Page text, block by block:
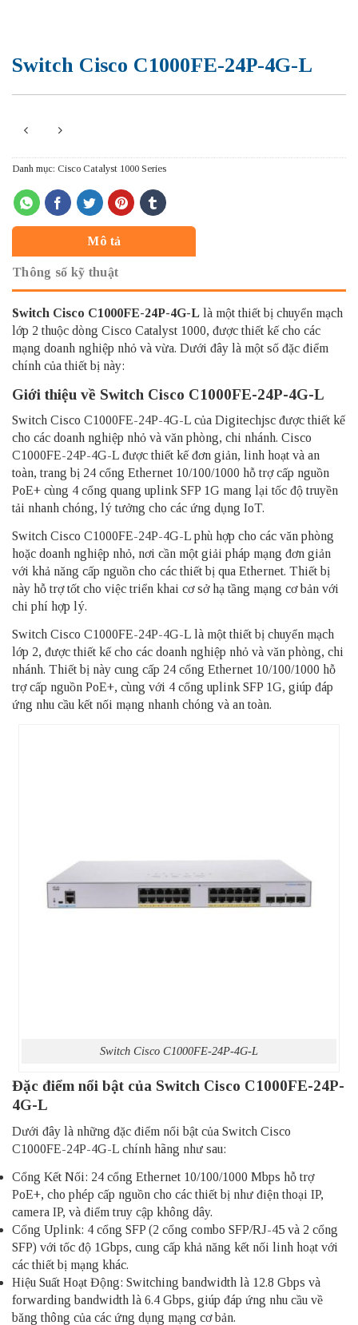
Switch Cisco C1000FE-24P-4G-L
Danh mục: Cisco Catalyst 1000 Series
Mô tả
Thông số kỹ thuật
Switch Cisco C1000FE-24P-4G-L là một thiết bị chuyển mạch
lớp 2 thuộc dòng Cisco Catalyst 1000, được thiết kế cho các
mạng doanh nghiệp nhỏ và vừa. Dưới đây là một số đặc điểm
chính của thiết bị này:
Giới thiệu về Switch Cisco C1000FE-24P-4G-L
Switch Cisco C1000FE-24P-4G-L của Digitechjsc được thiết kế
cho các doanh nghiệp nhỏ và văn phòng, chi nhánh. Cisco
C1000FE-24P-4G-L được thiết kế đơn giản, linh hoạt và an
toàn, trang bị 24 cổng Ethernet 10/100/1000 hỗ trợ cấp nguồn
PoE+ cùng 4 cổng quang uplink SFP 1G mang lại tốc độ truyền
tải nhanh chóng, lý tưởng cho các ứng dụng IoT.
Switch Cisco C1000FE-24P-4G-L phù hợp cho các văn phòng
hoặc doanh nghiệp nhỏ, nơi cần một giải pháp mạng đơn giản
với khả năng cấp nguồn cho các thiết bị qua Ethernet. Thiết bị
này hỗ trợ tốt cho việc triển khai cơ sở hạ tầng mạng cơ bản với
chi phí hợp lý.
Switch Cisco C1000FE-24P-4G-L là một thiết bị chuyển mạch
lớp 2, được thiết kế cho các doanh nghiệp nhỏ và văn phòng, chi
nhánh. Thiết bị này cung cấp 24 cổng Ethernet 10/100/1000 hỗ
trợ cấp nguồn PoE+, cùng với 4 cổng uplink SFP 1G, giúp đáp
ứng nhu cầu kết nối mạng nhanh chóng và an toàn.
Switch Cisco C1000FE-24P-4G-L
Đặc điểm nổi bật của Switch Cisco C1000FE-24P-
4G-L
Dưới đây là những đặc điểm nổi bật của Switch Cisco
C1000FE-24P-4G-L chính hãng như sau:
Cổng Kết Nối: 24 cổng Ethernet 10/100/1000 Mbps hỗ trợ
PoE+, cho phép cấp nguồn cho các thiết bị như điện thoại IP,
camera IP, và điểm truy cập không dây.
Cổng Uplink: 4 cổng SFP (2 cổng combo SFP/RJ-45 và 2 cổng
SFP) với tốc độ 1Gbps, cung cấp khả năng kết nối linh hoạt với
các thiết bị mạng khác.
Hiệu Suất Hoạt Động: Switching bandwidth là 12.8 Gbps và
forwarding bandwidth là 6.4 Gbps, giúp đáp ứng nhu cầu về
băng thông của các ứng dụng mạng cơ bản.